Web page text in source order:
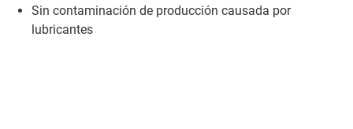
Sin contaminación de producción causada por
lubricantes